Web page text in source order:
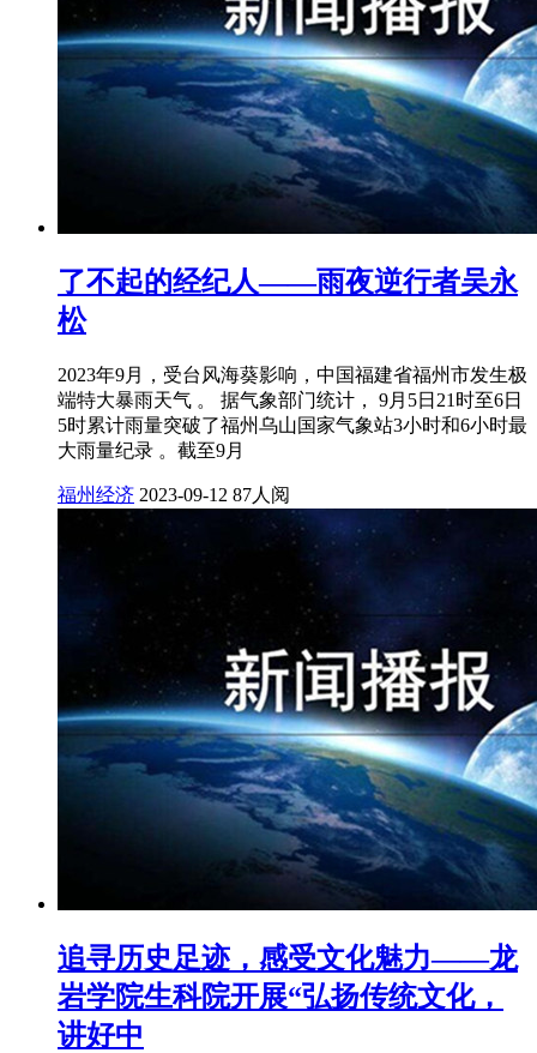
了不起的经纪人——雨夜逆行者吴永
松
2023年9月，受台风海葵影响，中国福建省福州市发生极
端特大暴雨天气 。 据气象部门统计， 9月5日21时至6日
5时累计雨量突破了福州乌山国家气象站3小时和6小时最
大雨量纪录 。截至9月
福州经济 2023-09-12 87人阅
追寻历史足迹，感受文化魅力——龙
岩学院生科院开展“弘扬传统文化，
讲好中